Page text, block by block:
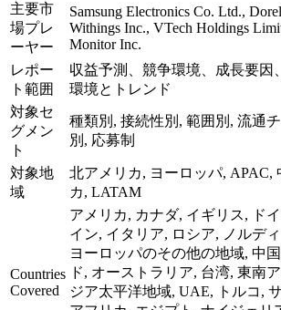
主要市
場プレ
ーヤー
Samsung Electronics Co. Ltd.,
Withings Inc., VTech Holdings
Monitor Inc.
レポー
ト範囲
収益予測、競争環境、成長要因
環境とトレンド
対象セ
グメン
ト
種類別, 接続性別, 範囲別, 流通
別, 応募制
対象地
域
北アメリカ, ヨーロッパ, APAC,
カ, LATAM
Countries
Covered
アメリカ, カナダ, イギリス, ド
イン, イタリア, ロシア, ノルデ
ヨーロッパのその他の地域, 中
ド, オーストラリア, 台湾, 東南
ジア太平洋地域, UAE, トルコ,